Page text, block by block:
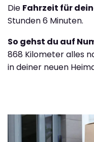
Die Fahrzeit für
Stunden 6 Minuten.
So gehst du auf
868 Kilometer alles
in deiner neuen